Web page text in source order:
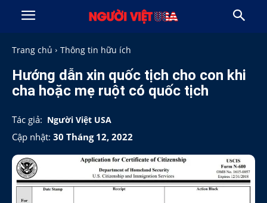
Trang chủ Thông tin hữu ích
Hướng dẫn xin quốc tịch cho con khi
cha hoặc mẹ ruột có quốc tịch
Tác giả: Người Việt USA
Cập nhật: 30 Tháng 12, 2022